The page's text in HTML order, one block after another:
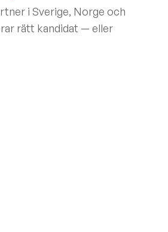
i Sverige, Norge och
rätt kandidat — eller